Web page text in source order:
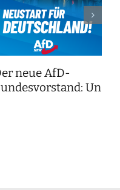
neue AfD-